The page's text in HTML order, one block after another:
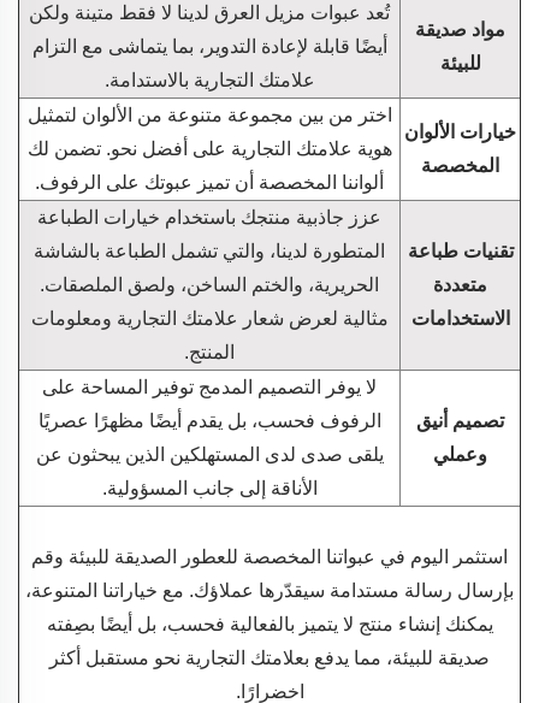
مواد صديقة
للبيئة
تُعد عبوات مزيل العرق لدينا لا فقط متينة ولكن
أيضًا قابلة لإعادة التدوير، بما يتماشى مع التزام
علامتك التجارية بالاستدامة.
خيارات الألوان
المخصصة
اختر من بين مجموعة متنوعة من الألوان لتمثيل
هوية علامتك التجارية على أفضل نحو. تضمن لك
ألواننا المخصصة أن تميز عبوتك على الرفوف.
تقنيات طباعة
متعددة
الاستخدامات
عزز جاذبية منتجك باستخدام خيارات الطباعة
المتطورة لدينا، والتي تشمل الطباعة بالشاشة
الحريرية، والختم الساخن، ولصق الملصقات.
مثالية لعرض شعار علامتك التجارية ومعلومات
المنتج.
تصميم أنيق
وعملي
لا يوفر التصميم المدمج توفير المساحة على
الرفوف فحسب، بل يقدم أيضًا مظهرًا عصريًا
يلقى صدى لدى المستهلكين الذين يبحثون عن
الأناقة إلى جانب المسؤولية.
استثمر اليوم في عبواتنا المخصصة للعطور الصديقة للبيئة وقم
بإرسال رسالة مستدامة سيقدّرها عملاؤك. مع خياراتنا المتنوعة،
يمكنك إنشاء منتج لا يتميز بالفعالية فحسب، بل أيضًا بصِفته
صديقة للبيئة، مما يدفع بعلامتك التجارية نحو مستقبل أكثر
اخضرارًا.